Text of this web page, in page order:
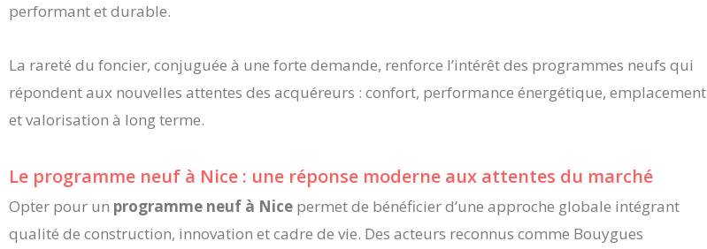
performant et durable.
La rareté du foncier, conjuguée à une forte demande, renforce l’intérêt des programmes neufs qui
répondent aux nouvelles attentes des acquéreurs : confort, performance énergétique, emplacement
et valorisation à long terme.
Le programme neuf à Nice : une réponse moderne aux attentes du marché
Opter pour un programme neuf à Nice permet de bénéficier d’une approche globale intégrant
qualité de construction, innovation et cadre de vie. Des acteurs reconnus comme Bouygues